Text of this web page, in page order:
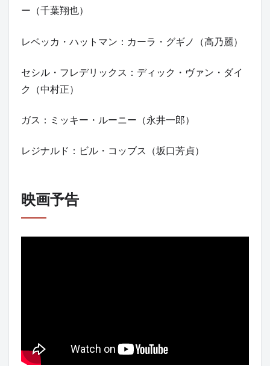
ー（千葉翔也）
レベッカ・ハットマン：カーラ・グギノ（高乃麗）
セシル・フレデリックス：ディック・ヴァン・ダイ
ク（中村正）
ガス：ミッキー・ルーニー（永井一郎）
レジナルド：ビル・コッブス（坂口芳貞）
映画予告